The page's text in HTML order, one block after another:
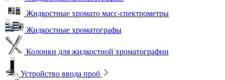
Жидкостные хромато масс-спектрометры
Жидкостные хроматографы
Колонки для жидкостной хроматографии
Устройство ввода проб